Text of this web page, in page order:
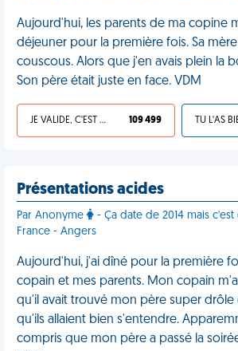
Aujourd'hui, les parents de ma copine
déjeuner pour la première fois. Sa
couscous. Alors que j'en avais plein la
Son père était juste en face. VDM
JE VALIDE, C'EST UNE VDM 109 499
Présentations acides
Par Anonyme
- Ça date de 2014 mais
France - Angers
Aujourd'hui, j'ai dîné pour la première
copain et mes parents. Mon copain
qu'il avait trouvé mon père super drôle
qu'ils allaient bien s'entendre.
compris que mon père a passé la